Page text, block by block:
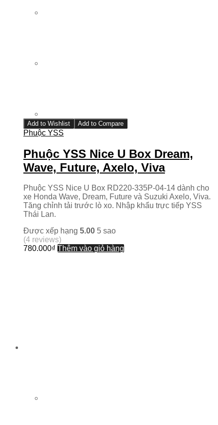
Add to Wishlist Add to Compare
Phuộc YSS
Phuộc YSS Nice U Box Dream,
Wave, Future, Axelo, Viva
Phuộc YSS Nice U Box RD220-335P-04-14 dành cho
xe Honda Wave, Dream, Future và Suzuki Axelo, Viva.
Tăng chỉnh tải trước lò xo. Nhập khẩu trực tiếp YSS
Thái Lan.
Được xếp hạng 5.00 5 sao
(4 reviews)
780.000₫ Thêm vào giỏ hàng